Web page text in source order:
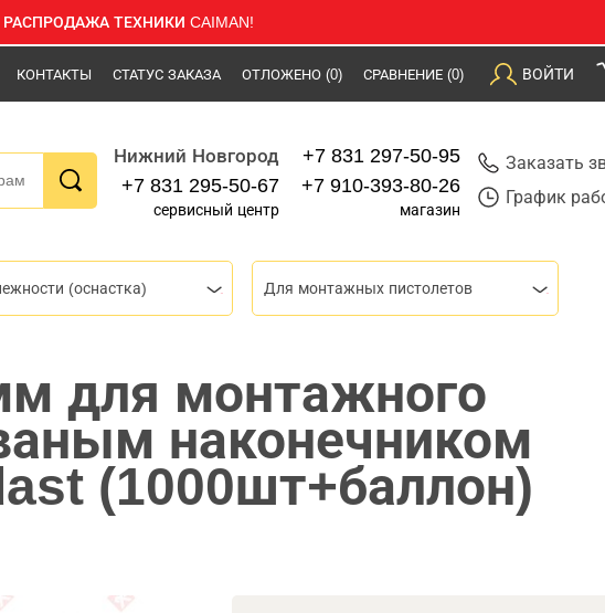
РАСПРОДАЖА ТЕХНИКИ CAIMAN!
КОНТАКТЫ СТАТУС ЗАКАЗА ОТЛОЖЕНО (0) СРАВНЕНИЕ (0) ВОЙТИ
Нижний Новгород
+7 831 295-50-67
сервисный центр
+7 831 297-50-95
+7 910-393-80-26
магазин
Заказать
График
(оснастка) Для монтажных пистолетов
для монтажного
наконечником
(1000шт+баллон)